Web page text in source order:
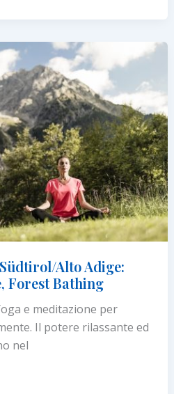
Alto Adige:
Forest Bathing
e meditazione per
Il potere rilassante ed
nel